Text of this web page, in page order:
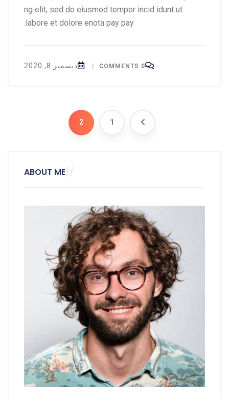
ng elit, sed do eiusmod tempor incid idunt ut
labore et dolore enota pay pay.
0 COMMENTS
| ديسمبر 8, 2020
1
2
ABOUT ME